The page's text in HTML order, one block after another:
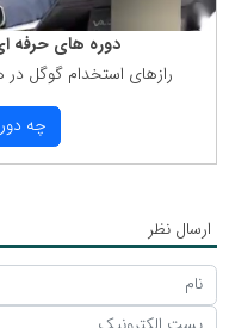
دوره های حرفه
رازهای استخدام گوگل
چه
ارسال نظر